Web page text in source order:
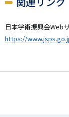
日本学術振興会Web
https://